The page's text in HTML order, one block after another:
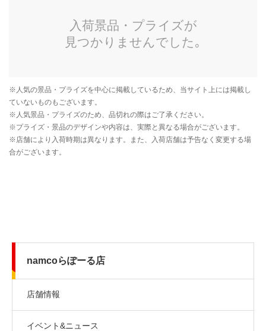
namcoらぽーる店
店舗情報
イベント&ニュース